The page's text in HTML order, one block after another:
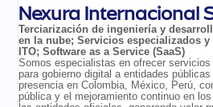
Nexura Internacional
Terciarización de ingeniería y
en la nube;Servicios especializados
ITO;Software as a Service (SaaS)
Somos especialistas en ofrecer
para gobierno digital a entidades
presencia en Colombia, México, Perú,
pública y el mejoramiento continuo en